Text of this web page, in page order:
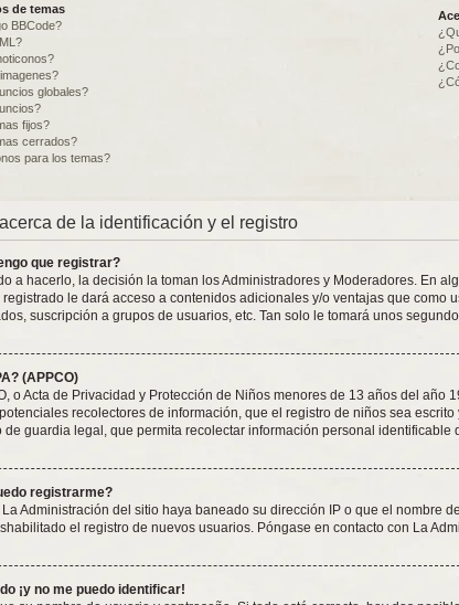
de temas
BBCode?
globales?
fijos?
cerrados?
para los temas?
de la identificación y el registro
que registrar?
a hacerlo, la decisión la toman los Administradores y Moderadores. En
le dará acceso a contenidos adicionales y/o ventajas que
suscripción a grupos de usuarios, etc. Tan solo le tomará unos
(APPCO)
o Acta de Privacidad y Protección de Niños menores de 13 años del
recolectores de información, que el registro de niños sea
de guardia legal, que permita recolectar información personal identificable
registrarme?
Administración del sitio haya baneado su dirección IP o que el nombre
el registro de nuevos usuarios. Póngase en contacto con La
¡y no me puedo identificar!